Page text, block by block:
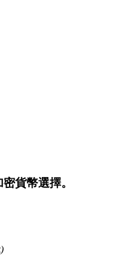
務
貨幣選擇。